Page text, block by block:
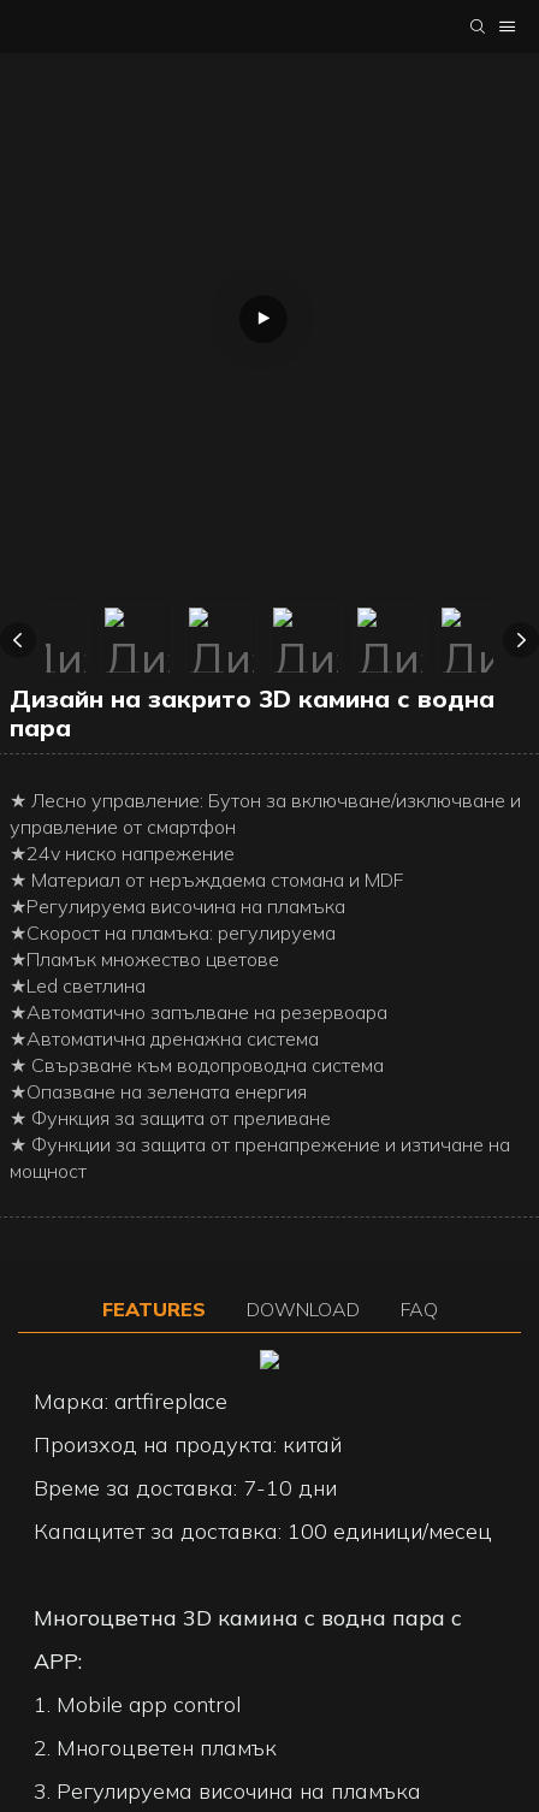
Дизайн на закрито 3D камина с водна
пара
★ Лесно управление: Бутон за включване/изключване и
управление от смартфон
★24v ниско напрежение
★ Материал от неръждаема стомана и MDF
★Регулируема височина на пламъка
★Скорост на пламъка: регулируема
★Пламък множество цветове
★Led светлина
★Автоматично запълване на резервоара
★Автоматична дренажна система
★ Свързване към водопроводна система
★Опазване на зелената енергия
★ Функция за защита от преливане
★ Функции за защита от пренапрежение и изтичане на
мощност
FEATURES DOWNLOAD FAQ
Марка: artfireplace
Произход на продукта: китай
Време за доставка: 7-10 дни
Капацитет за доставка: 100 единици/месец
Многоцветна 3D камина с водна пара с
APP:
1. Mobile app control
2. Многоцветен пламък
3. Регулируема височина на пламъка